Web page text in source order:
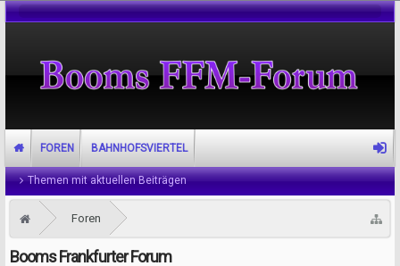
Foren
Booms Frankfurter Forum
FOREN
Themen mit aktuellen Beiträgen
BAHNHOFSVIERTEL